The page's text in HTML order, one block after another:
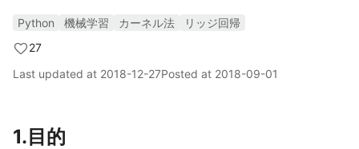
Python 機械学習 カーネル法
リッジ回帰
27
Last updated at 2018-12-27Posted at 2018-09-01
1.目的